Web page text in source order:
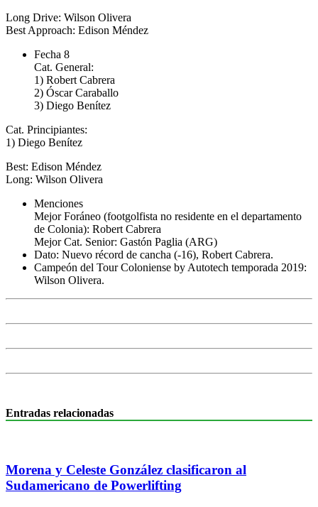
Long Drive: Wilson Olivera
Best Approach: Edison Méndez
Fecha 8
Cat. General:
1) Robert Cabrera
2) Óscar Caraballo
3) Diego Benítez
Cat. Principiantes:
1) Diego Benítez
Best: Edison Méndez
Long: Wilson Olivera
Menciones
Mejor Foráneo (footgolfista no residente en el departamento
de Colonia): Robert Cabrera
Mejor Cat. Senior: Gastón Paglia (ARG)
Dato: Nuevo récord de cancha (-16), Robert Cabrera.
Campeón del Tour Coloniense by Autotech temporada 2019:
Wilson Olivera.
Entradas relacionadas
Morena y Celeste González clasificaron al
Sudamericano de Powerlifting